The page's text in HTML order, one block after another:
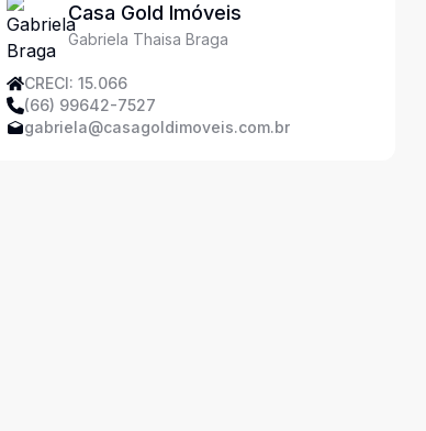
Casa Gold Imóveis
Gabriela Thaisa Braga
CRECI: 15.066
(66) 99642-7527
gabriela@casagoldimoveis.com.br